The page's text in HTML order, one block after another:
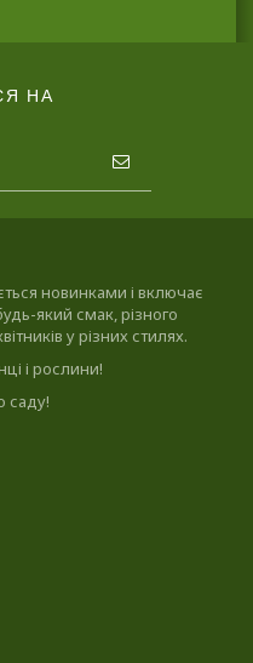
НА
новинками і включає
який смак, різного
у різних стилях.
і рослини!
саду!